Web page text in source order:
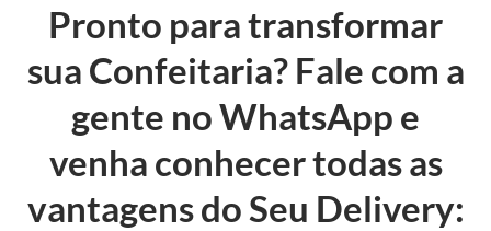
Pronto para transformar
sua Confeitaria? Fale com a
gente no WhatsApp e
venha conhecer todas as
vantagens do Seu Delivery: